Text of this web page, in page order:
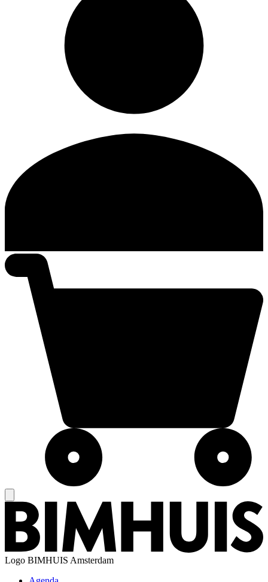
Logo BIMHUIS Amsterdam